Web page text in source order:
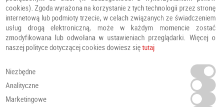
Ościeżnice
Ościeżnica blokowa 269,00 zł + VAT(8%/23%)
cookies). Zgoda wyrażona na korzystanie z tych technologii przez stronę
internetową lub podmioty trzecie, w celach związanych ze świadczeniem
usług drogą elektroniczną, może w każdym momencie zostać
zmodyfikowana lub odwołana w ustawieniach przeglądarki. Więcej o
naszej polityce dotyczącej cookies dowiesz siętutaj
Niezbędne
Analityczne
Marketingowe